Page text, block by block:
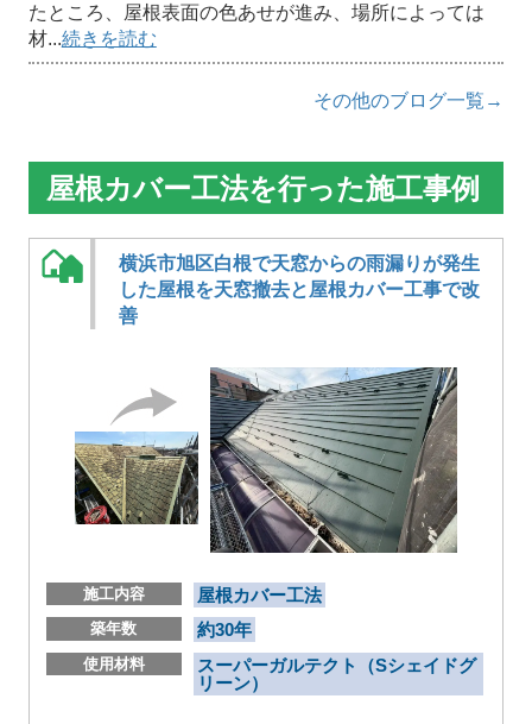
たところ、屋根表面の色あせが進み、場所によっては
材...続きを読む
その他のブログ一覧→
屋根カバー工法を行った施工事例
横浜市旭区白根で天窓からの雨漏りが発生
した屋根を天窓撤去と屋根カバー工事で改
善
施工内容 屋根カバー工法
築年数 約30年
使用材料
スーパーガルテクト（Sシェイドグ
リーン）